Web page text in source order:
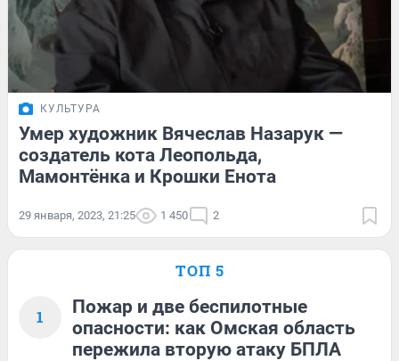
КУЛЬТУРА
Умер художник Вячеслав Назарук —
создатель кота Леопольда,
Мамонтёнка и Крошки Енота
29 января, 2023, 21:25 1 450 2
ТОП 5
1
Пожар и две беспилотные
опасности: как Омская область
пережила вторую атаку БПЛА